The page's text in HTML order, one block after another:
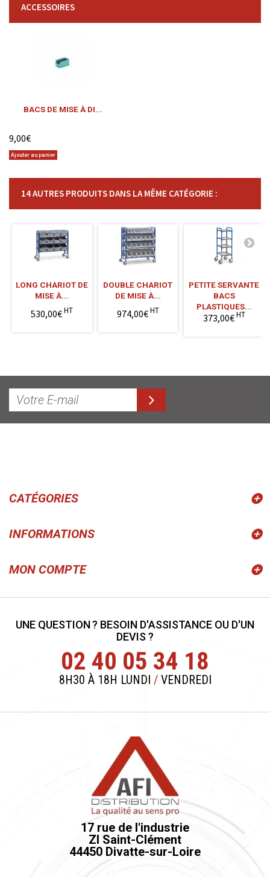
ACCESSOIRES
BACS DE MISE À DI...
9,00€
Ajouter au panier
14 AUTRES PRODUITS DANS LA MÊME CATÉGORIE :
LONG CHARIOT DE
MISE À...
530,00€HT
DOUBLE CHARIOT
DE MISE À...
974,00€HT
PETITE SERVANTE
BACS
PLASTIQUES...
373,00€HT
CATÉGORIES
INFORMATIONS
MON COMPTE
UNE QUESTION ? BESOIN D'ASSISTANCE OU D'UN
DEVIS ?
02 40 05 34 18
8H30 À 18H LUNDI /VENDREDI
17 rue de l'industrie
ZI Saint-Clément
44450 Divatte-sur-Loire